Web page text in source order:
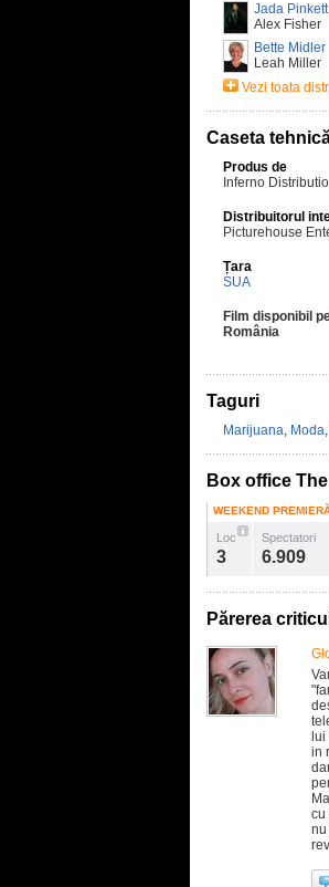
Jada
Alex Fisher
Bette Midler
Leah Miller
Vezi toata
Caseta
Produs de
Inferno
Distribuitorul
Picturehouse
Țara
SUA
Film disponibil
România
Taguri
Marijuana, Moda,
Box office
WEEKEND
Loc
3
Spectatori
6.909
Părerea
in
cu
nu